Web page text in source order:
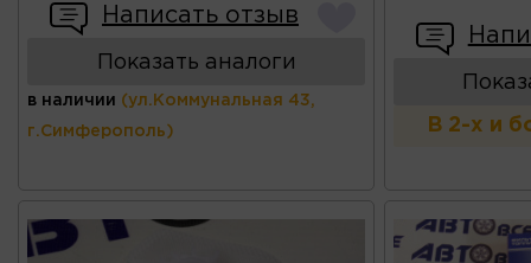
Написать отзыв
Показать аналоги
в наличии (ул.Коммунальная 43,
г.Симферополь) В 2-х и